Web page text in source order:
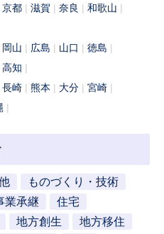
京都 滋賀 奈良
和歌山
岡山 広島 山口
徳島
高知
長崎 熊本 大分
宮崎
ものづくり・技術
業承継
住宅
地方創生
地方移住